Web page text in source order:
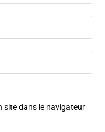
site dans le navigateur